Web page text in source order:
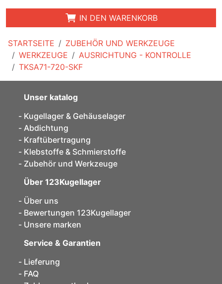
STARTSEITE
ZUBEHÖR UND WERKZEUGE
WERKZEUGE
AUSRICHTUNG - KONTROLLE
TKSA71-720-SKF
IN DEN WARENKORB
Unser katalog
Kugellager & Gehäuselager
Abdichtung
Kraftübertragung
Klebstoffe & Schmierstoffe
Zubehör und Werkzeuge
Über 123Kugellager
Über uns
Bewertungen 123Kugellager
Unsere marken
Service & Garantien
Lieferung
FAQ